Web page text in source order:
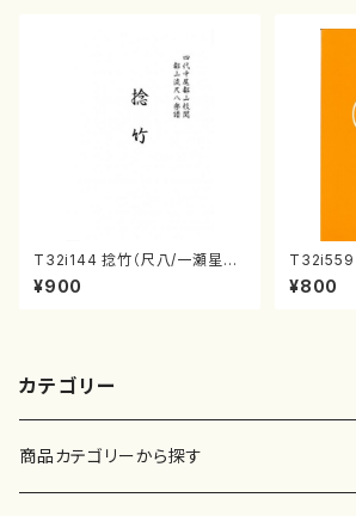
T32i144 捻竹（尺八/一瀬星山/
尺八/都山式譜）都山流公刊楽譜
曲番:593
¥900
T32i559
屋正邦/楽
番:2269
¥800
カテゴリー
商品カテゴリーから探す